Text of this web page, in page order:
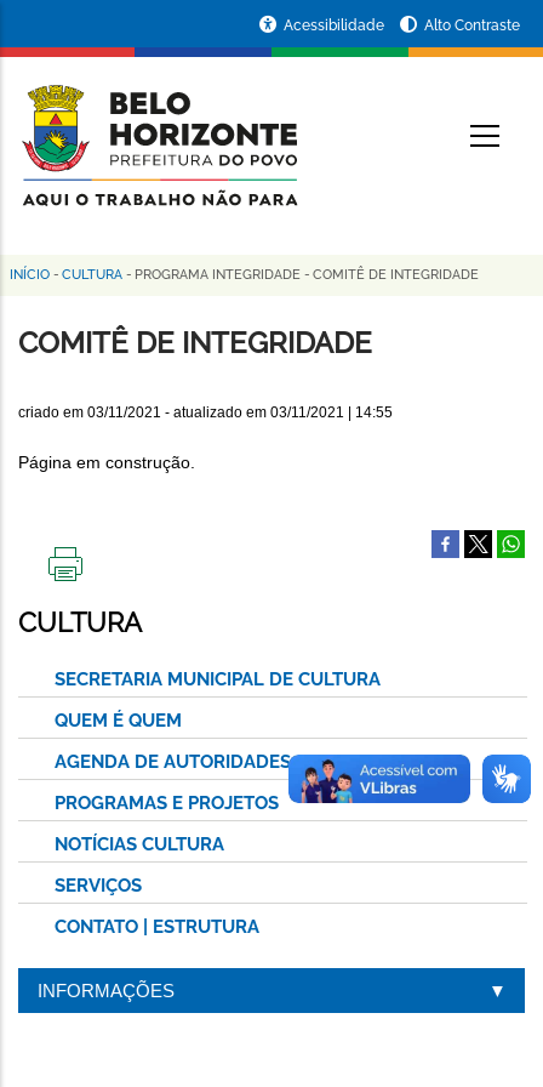
conteúdo
principal
da
Prefeitura
de
Horizonte
Acessibilidade Alto Contraste
Trilha
de
INÍCIO - CULTURA - PROGRAMA INTEGRIDADE - COMITÊ DE INTEGRIDADE
COMITÊ DE INTEGRIDADE
criado em 03/11/2021 - atualizado em 03/11/2021 | 14:55
Página em construção.
ESTA
PÁGINA
CULTURA
SECRETARIA MUNICIPAL DE CULTURA
QUEM É QUEM
AGENDA DE AUTORIDADES
PROGRAMAS E PROJETOS
NOTÍCIAS CULTURA
SERVIÇOS
CONTATO | ESTRUTURA
INFORMAÇÕES